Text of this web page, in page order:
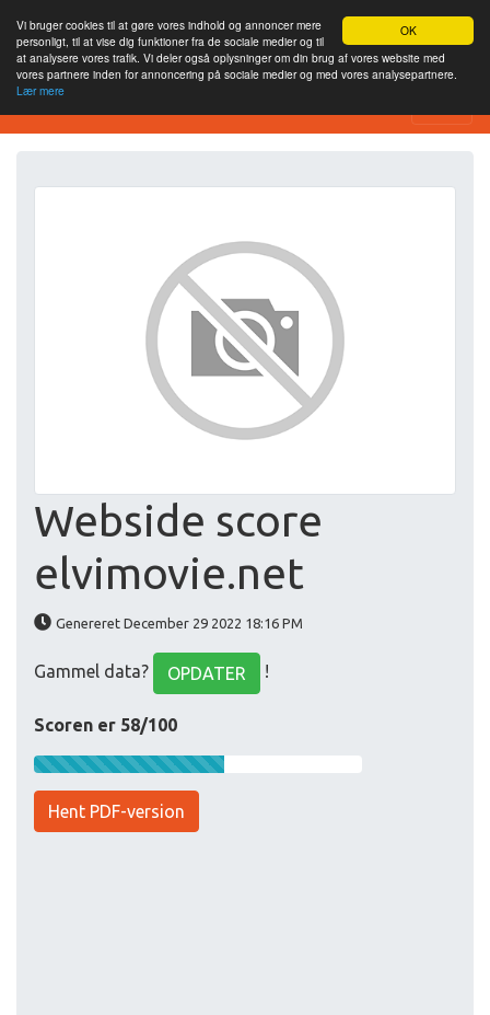
OK
Vi bruger cookies til at gøre vores indhold og annoncer mere
personligt, til at vise dig funktioner fra de sociale medier og til
at analysere vores trafik. Vi deler også oplysninger om din brug af vores website med
vores partnere inden for annoncering på sociale medier og med vores analysepartnere.
Lær mere
SEO Analytics
Webside score
elvimovie.net
Genereret December 29 2022 18:16 PM
Gammel data? OPDATER !
Scoren er 58/100
Hent PDF-version